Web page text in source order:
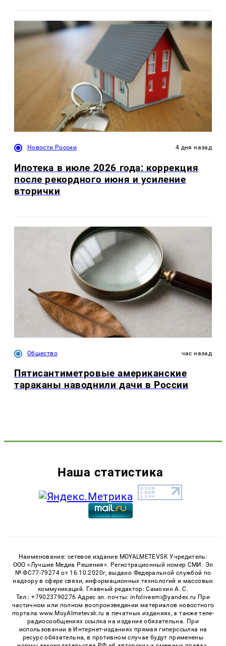
Новости России 4 дня назад
Ипотека в июле 2026 года: коррекция
после рекордного июня и усиление
вторички
Общество час назад
Пятисантиметровые американские
тараканы наводнили дачи в России
Наша статистика
Наименование: сетевое издание MOYALMETEVSK Учредитель:
ООО «Лучшие Медиа Решения». Регистрационный номер СМИ: Эл
№ ФС77-79274 от 16.10.2020г, выдано Федеральной службой по
надзору в сфере связи, информационных технологий и массовых
коммуникаций. Главный редактор: Самохин А. С.
Тел.: +79023790276 Адрес эл. почты: infolivesmi@yandex.ru При
частичном или полном воспроизведении материалов новостного
портала www.MoyAlmetevsk.ru в печатных изданиях, а также теле-
радиосообщениях ссылка на издание обязательна. При
использовании в Интернет-изданиях прямая гиперссылка на
ресурс обязательна, в противном случае будут применены